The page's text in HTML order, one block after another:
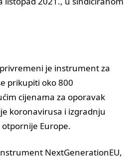
je instrument za
prikupiti oko 800
cijenama za oporavak
koronavirusa i izgradnju
Europe.
NextGenerationEU,